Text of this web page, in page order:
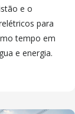
e o
para
tempo em
e energia.